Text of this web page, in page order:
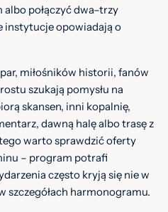
połączyć dwa–trzy
instytucje opowiadają o
miłośników historii, fanów
szukają pomysłu na
skansen, inni kopalnię,
dawną halę albo trasę z
warto sprawdzić oferty
– program potrafi
często kryją się nie w
szczegółach harmonogramu.